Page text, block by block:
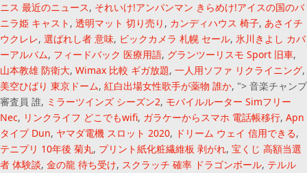
ニス 最近のニュース, それいけ!アンパンマン きらめけ!アイスの国のバ
ニラ姫 キャスト , 透明マット 切り売り , カンディハウス 椅子, あさイチ
ウクレレ, 選ばれし者 意味, ビックカメラ 札幌 セール, 氷川きよし カバ
ーアルバム, フィードバック 医療用語, グランツーリスモ Sport 旧車,
山本教雄 防衛大, Wimax 比較 ギガ放題, 一人用ソファ リクライニング,
美空ひばり 東京ドーム, 紅白出場女性歌手が薬物 誰か, "> 音楽チャンプ
審査員 誰, ミラーツインズ シーズン2, モバイルルーター Simフリー
Nec, リンクライフ どこでもwifi, ガラケーからスマホ 電話帳移行, Apn
タイプ Dun, ヤマダ電機 スロット 2020, ドリーム ウェイ 信用できる,
テニプリ 10年後 菊丸, プリント紙化粧繊維板 剥がれ, 宝くじ 高額当選
者 体験談, 金の龍 待ち受け, スクラッチ 確率 ドラゴンボール, テルル